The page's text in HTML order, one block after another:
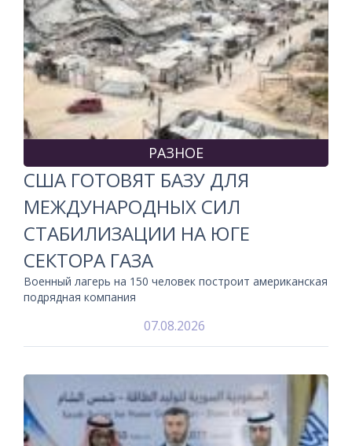
РАЗНОЕ
США ГОТОВЯТ БАЗУ ДЛЯ
МЕЖДУНАРОДНЫХ СИЛ
СТАБИЛИЗАЦИИ НА ЮГЕ
СЕКТОРА ГАЗА
Военный лагерь на 150 человек построит американская
подрядная компания
07.08.2026